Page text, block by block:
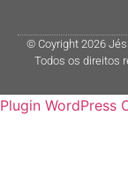
© Coyright 2026
Todos os direitos
Plugin WordPress